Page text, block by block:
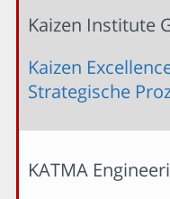
Kaizen Institute
Kaizen
Strategische
KATMA